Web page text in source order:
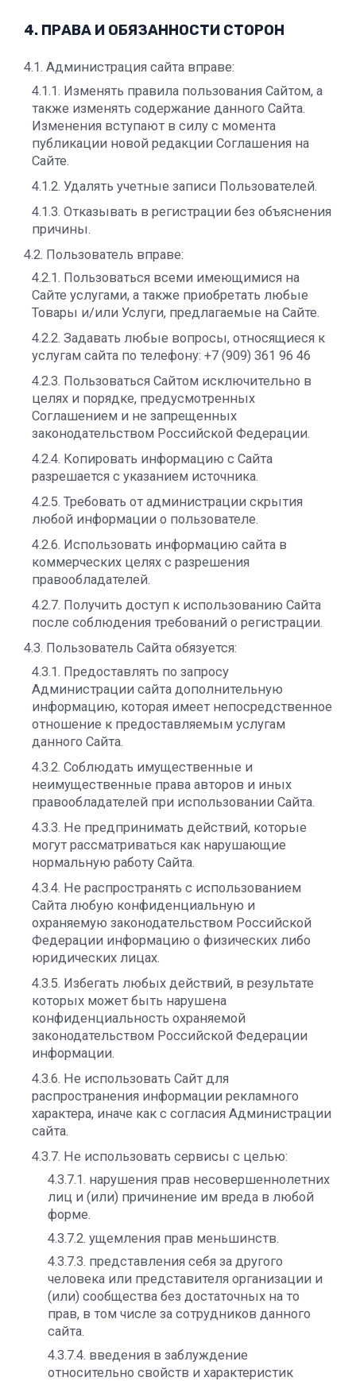
4. ПРАВА И ОБЯЗАННОСТИ СТОРОН
4.1. Администрация сайта вправе:
4.1.1. Изменять правила пользования Сайтом, а
также изменять содержание данного Сайта.
Изменения вступают в силу с момента
публикации новой редакции Соглашения на
Сайте.
4.1.2. Удалять учетные записи Пользователей.
4.1.3. Отказывать в регистрации без объяснения
причины.
4.2. Пользователь вправе:
4.2.1. Пользоваться всеми имеющимися на
Сайте услугами, а также приобретать любые
Товары и/или Услуги, предлагаемые на Сайте.
4.2.2. Задавать любые вопросы, относящиеся к
услугам сайта по телефону: +7 (909) 361 96 46
4.2.3. Пользоваться Сайтом исключительно в
целях и порядке, предусмотренных
Соглашением и не запрещенных
законодательством Российской Федерации.
4.2.4. Копировать информацию с Сайта
разрешается с указанием источника.
4.2.5. Требовать от администрации скрытия
любой информации о пользователе.
4.2.6. Использовать информацию сайта в
коммерческих целях с разрешения
правообладателей.
4.2.7. Получить доступ к использованию Сайта
после соблюдения требований о регистрации.
4.3. Пользователь Сайта обязуется:
4.3.1. Предоставлять по запросу
Администрации сайта дополнительную
информацию, которая имеет непосредственное
отношение к предоставляемым услугам
данного Сайта.
4.3.2. Соблюдать имущественные и
неимущественные права авторов и иных
правообладателей при использовании Сайта.
4.3.3. Не предпринимать действий, которые
могут рассматриваться как нарушающие
нормальную работу Сайта.
4.3.4. Не распространять с использованием
Сайта любую конфиденциальную и
охраняемую законодательством Российской
Федерации информацию о физических либо
юридических лицах.
4.3.5. Избегать любых действий, в результате
которых может быть нарушена
конфиденциальность охраняемой
законодательством Российской Федерации
информации.
4.3.6. Не использовать Сайт для
распространения информации рекламного
характера, иначе как с согласия Администрации
сайта.
4.3.7. Не использовать сервисы с целью:
4.3.7.1. нарушения прав несовершеннолетних
лиц и (или) причинение им вреда в любой
форме.
4.3.7.2. ущемления прав меньшинств.
4.3.7.3. представления себя за другого
человека или представителя организации и
(или) сообщества без достаточных на то
прав, в том числе за сотрудников данного
сайта.
4.3.7.4. введения в заблуждение
относительно свойств и характеристик